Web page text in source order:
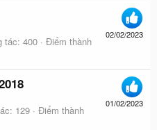
02/02/2023
tác 400
Điểm thành
01/02/2023
129
Điểm thành